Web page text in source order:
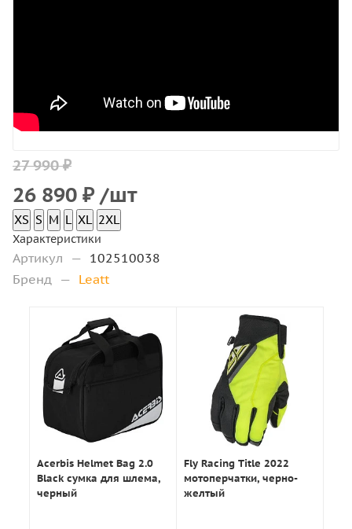
27 990 ₽
26 890 ₽ /шт
XS S M L XL 2XL
Характеристики
Артикул — 102510038
Бренд — Leatt
Acerbis Helmet Bag 2.0
Black сумка для шлема,
черный
Fly Racing Title 2022
мотоперчатки, черно-
желтый